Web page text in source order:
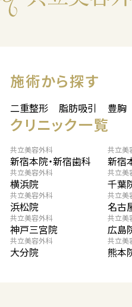
施術から探す
二重整形 脂肪吸引 豊胸
クリニック一覧
共立美容外科
新宿本院・新宿歯科
共立美
新宿
共立美容外科
横浜院
共立美
千葉
共立美容外科
浜松院
共立美
名古
共立美容外科
神戸三宮院
共立美
広島
共立美容外科
大分院
共立美
熊本